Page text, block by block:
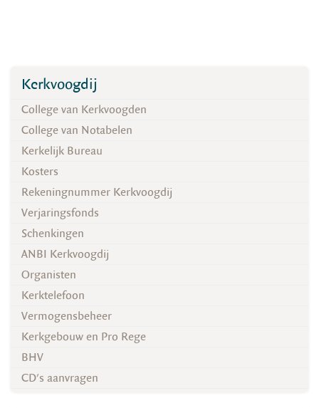
Kerkvoogdij
College van Kerkvoogden
College van Notabelen
Kerkelijk Bureau
Kosters
Rekeningnummer Kerkvoogdij
Verjaringsfonds
Schenkingen
ANBI Kerkvoogdij
Organisten
Kerktelefoon
Vermogensbeheer
Kerkgebouw en Pro Rege
BHV
CD's aanvragen